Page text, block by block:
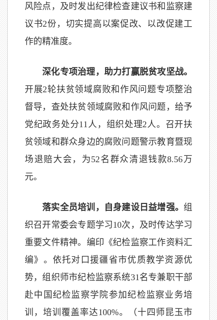
风险点，及时发出纪律检查建议书和监察建
议书2份，切实提高以案促改、以改促建工
作的精准度。
深化专项治理，助力打赢脱贫攻坚战。
开展2轮扶贫领域腐败和作风问题专项整治
督导，查处扶贫领域腐败和作风问题，给予
党纪政务处分11人，组织处理2人。召开扶
贫领域和群众身边的腐败问题警示教育暨现
场退赔大会，为52名群众清退钱款8.56万
元。
落实全员培训，自身建设日益增强。 组
织召开常委会专题学习10次，及时传达学习
重要文件精神。编印《纪检监察工作资料汇
编》。依托对口援疆省市优质教学资源优
势，组织师市纪检监察系统31名专兼职干部
赴中国纪检监察学院参加纪检监察业务培
训，培训覆盖率达100%。（十四师昆玉市